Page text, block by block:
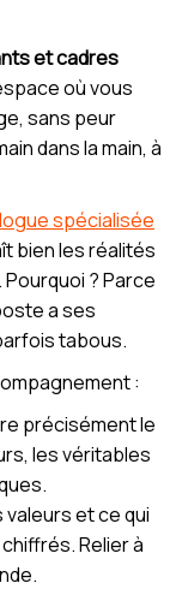
et cadres
où vous
sans peur
dans la main, à
spécialisée
bien les réalités
? Parce
a ses
tabous.
:
précisément le
les véritables
et ce qui
Relier à